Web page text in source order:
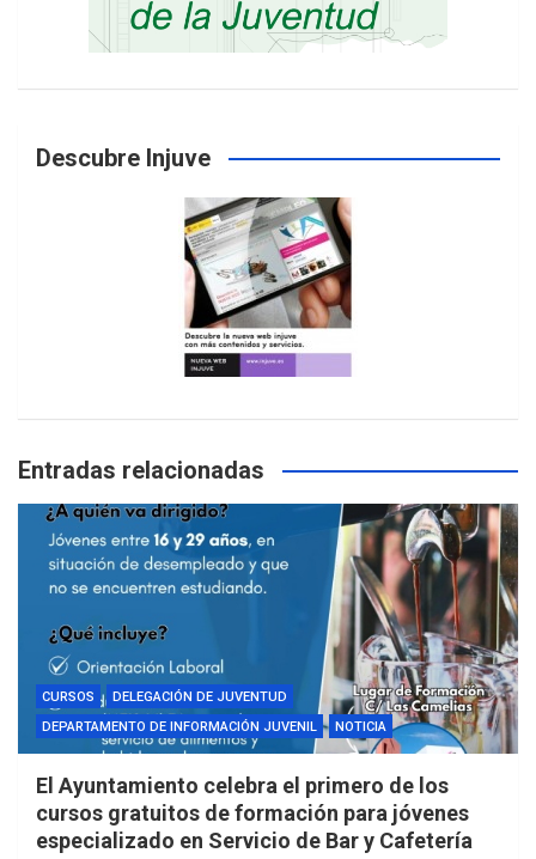
Descubre Injuve
Entradas relacionadas
CURSOS
DELEGACIÓN DE JUVENTUD
DEPARTAMENTO DE INFORMACIÓN JUVENIL
NOTICIA
El Ayuntamiento celebra el primero de los
cursos gratuitos de formación para jóvenes
especializado en Servicio de Bar y Cafetería